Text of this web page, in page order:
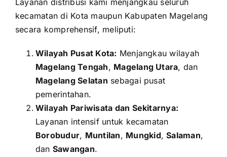
Layanan distribusi kami menjangkau seluruh
kecamatan di Kota maupun Kabupaten Magelang
secara komprehensif, meliputi:
Wilayah Pusat Kota: Menjangkau wilayah
Magelang Tengah, Magelang Utara, dan
Magelang Selatan sebagai pusat
pemerintahan.
Wilayah Pariwisata dan Sekitarnya:
Layanan intensif untuk kecamatan
Borobudur, Muntilan, Mungkid,Salaman,
dan Sawangan.